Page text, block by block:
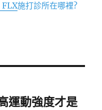
施打診所在哪裡?
運動強度才是